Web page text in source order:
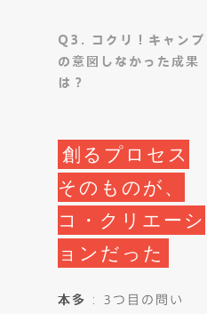
Q3. コクリ！キャンプ
の意図しなかった成果
は？
創るプロセス
そのものが、
コ・クリエーシ
ョンだった
本多 : 3つ目の問い